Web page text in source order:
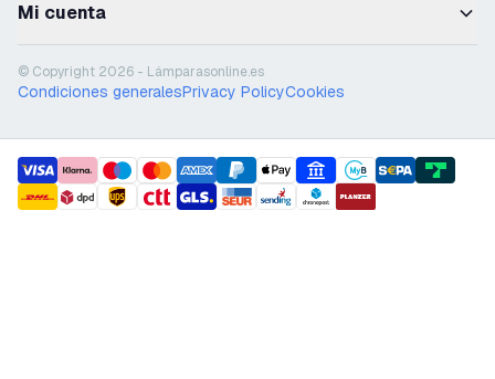
Mi cuenta
© Copyright 2026 - Lámparasonline.es
Condiciones generalesPrivacy PolicyCookies
payment methods
shipment methods